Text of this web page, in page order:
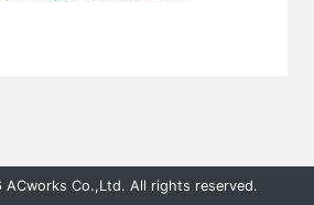
Co.,Ltd. All rights reserved.